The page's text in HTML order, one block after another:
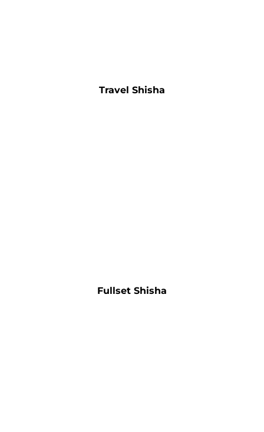
Travel Shisha
Fullset Shisha